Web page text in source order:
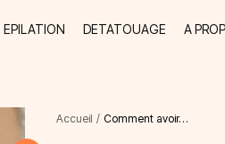
EPILATION DETATOUAGE A
Accueil / Comment avoir…